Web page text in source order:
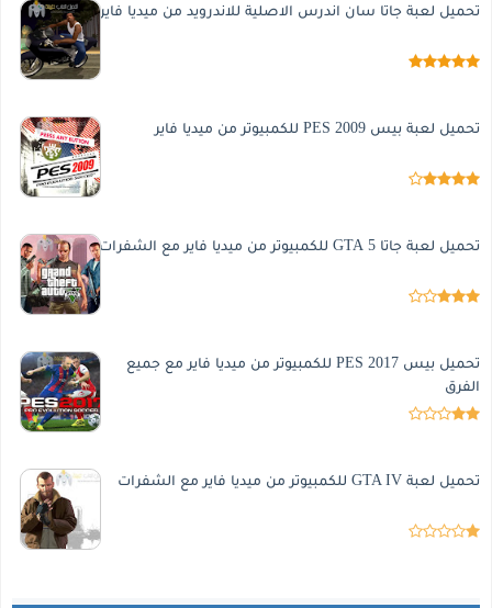
تحميل لعبة جاتا سان اندرس الاصلية للاندرويد من ميديا فاير
تحميل لعبة بيس 2009 PES للكمبيوتر من ميديا فاير
تحميل لعبة جاتا 5 GTA للكمبيوتر من ميديا فاير مع الشفرات
تحميل بيس 2017 PES للكمبيوتر من ميديا فاير مع جميع
الفرق
تحميل لعبة GTA IV للكمبيوتر من ميديا فاير مع الشفرات